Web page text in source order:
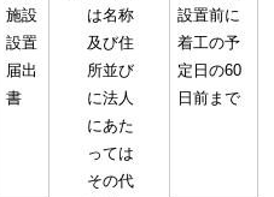
施設
設置
届出
書
は名称
及び住
所並び
に法人
にあた
っては
その代
設置前に
着工の予
定日の60
日前まで